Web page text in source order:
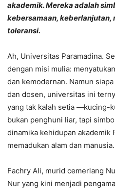
akademik. Mereka adalah
kebersamaan, keberlanjutan,
toleransi.
Ah, Universitas Paramadina.
dengan misi mulia:
dan kemodernan. Namun
dan dosen, universitas ini
yang tak kalah setia —kucing-
bukan penghuni liar, tapi
dinamika kehidupan akademik
memadukan alam dan manusia.
Fachry Ali, murid cemerlang
Nur yang kini menjadi